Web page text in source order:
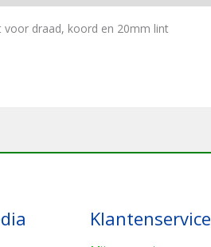
draad, koord en 20mm lint
Klantenservice